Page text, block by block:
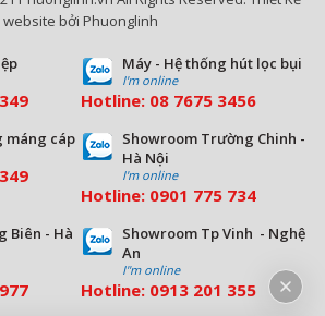
website bởi Phuonglinh
Máy - Hệ thống hút lọc bụi
I'm online
Hotline: 08 7675 3456
máng cáp
Showroom Trường Chinh -
Hà Nội
I'm online
Hotline: 0901 775 734
Biên - Hà
Showroom Tp Vinh - Nghệ
An
I''m online
Hotline: 0913 201 355